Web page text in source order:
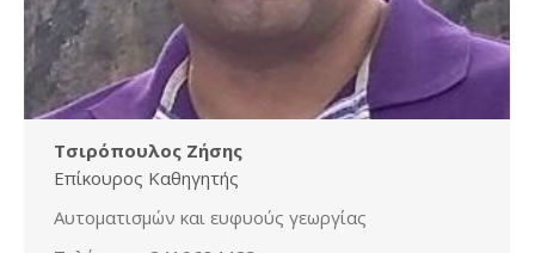
Τσιρόπουλος Ζήσης
Επίκουρος Καθηγητής
Αυτοματισμών και ευφυούς γεωργίας